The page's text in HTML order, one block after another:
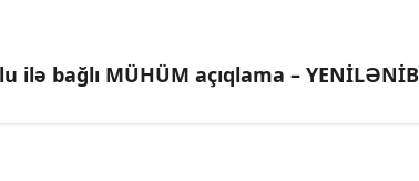
ilə bağlı MÜHÜM açıqlama – YENİLƏNİB